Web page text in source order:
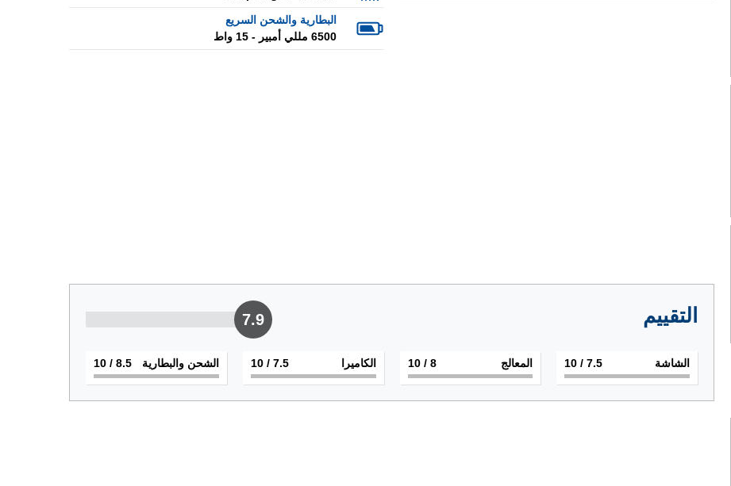
البطارية والشحن السريع
6500 مللي أمبير - 15 واط
التقييم 7.9
الشاشة 7.5
/ 10 المعالج 8
/ 10 الكاميرا 7.5
/ 10 الشحن والبطارية 8.5
/ 10